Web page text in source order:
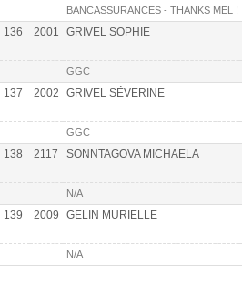
BANCASSURANCES - THANKS MEL !
136 2001 GRIVEL SOPHIE
GGC
137 2002 GRIVEL SÉVERINE
GGC
138 2117 SONNTAGOVA MICHAELA
N/A
139 2009 GELIN MURIELLE
N/A